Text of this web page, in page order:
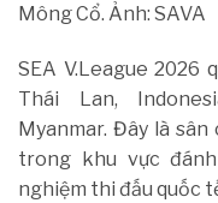
Mông Cổ. Ảnh: SAVA
SEA V.League 2026
Thái Lan,
Myanmar. Đây là
trong khu vực
nghiệm thi đấu quốc